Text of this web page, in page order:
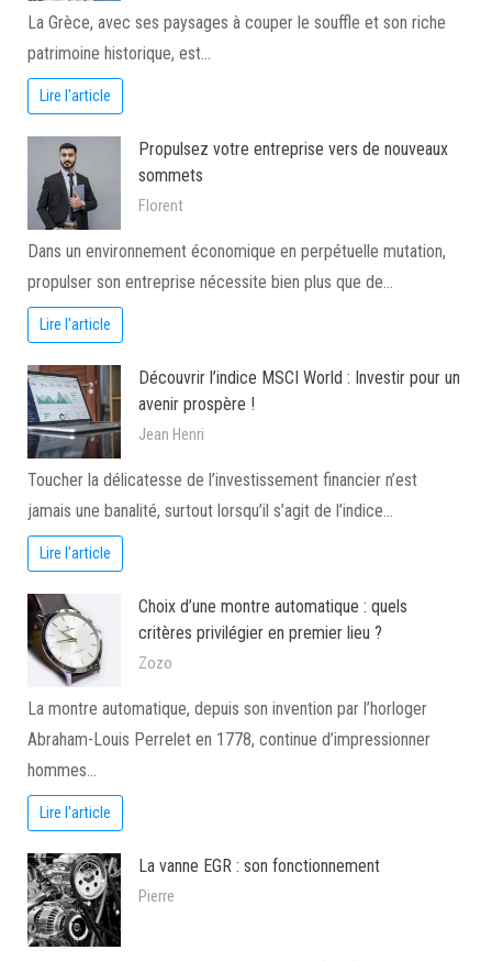
La Grèce, avec ses paysages à couper le souffle et son riche
patrimoine historique, est…
Lire l'article
Propulsez votre entreprise vers de nouveaux
sommets
Florent
Dans un environnement économique en perpétuelle mutation,
propulser son entreprise nécessite bien plus que de…
Lire l'article
Découvrir l’indice MSCI World : Investir pour un
avenir prospère !
Jean Henri
Toucher la délicatesse de l’investissement financier n’est
jamais une banalité, surtout lorsqu’il s’agit de l’indice…
Lire l'article
Choix d’une montre automatique : quels
critères privilégier en premier lieu ?
Zozo
La montre automatique, depuis son invention par l’horloger
Abraham-Louis Perrelet en 1778, continue d’impressionner
hommes…
Lire l'article
La vanne EGR : son fonctionnement
Pierre